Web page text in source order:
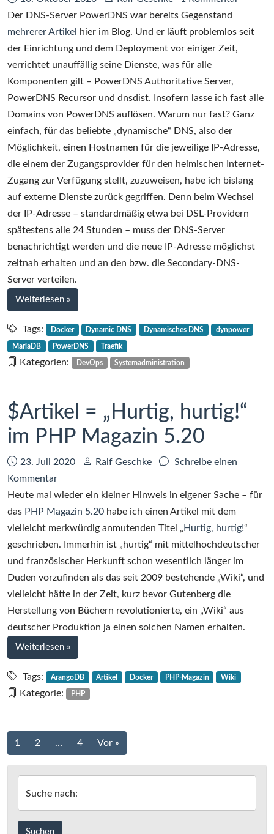
Der DNS-Server PowerDNS war bereits Gegenstand
mehrerer Artikel
hier im Blog. Und er läuft problemlos seit
der Einrichtung und dem Deployment vor einiger Zeit,
verrichtet unauffällig seine Dienste, was für alle
Komponenten gilt – PowerDNS Authoritative Server,
PowerDNS Recursor und dnsdist. Insofern lasse ich fast alle
Domains von PowerDNS auflösen. Warum nur fast? Ganz
einfach, für das beliebte „dynamische“ DNS, also der
Möglichkeit, einen Hostnamen für die jeweilige IP-Adresse,
die einem der Zugangsprovider für den heimischen Internet-
Zugang zur Verfügung stellt, zuzuweisen, habe ich bislang
auf externe Dienste zurück gegriffen. Denn beim Wechsel
der IP-Adresse – standardmäßig etwa bei DSL-Providern
spätestens alle 24 Stunden – muss der DNS-Server
benachrichtigt werden und die neue IP-Adresse möglichst
zeitnah erhalten und an den bzw. die Secondary-DNS-
Server verteilen.
Weiterlesen bei
Dynamic
DNS
mit
PowerDNS
Der
dynpower-
Server
»
Tags: Docker Dynamic DNS Dynamisches DNS dynpower
MariaDB PowerDNS Traefik
Kategorien: DevOps Systemadministration
$Artikel = „Hurtig, hurtig!“
im PHP Magazin 5.20
Datum:
23. Juli 2020 Autor:
Ralf Geschke
Schreibe einen
Kommentarzu
$Artikel
=
„Hurtig,
hurtig!“
im
PHP
Magazin
5.20
Heute mal wieder ein kleiner Hinweis in eigener Sache – für
das PHP Magazin 5.20 habe ich einen Artikel mit dem
vielleicht merkwürdig anmutenden Titel „ Hurtig, hurtig!“
geschrieben. Immerhin ist „hurtig“ mit mittelhochdeutscher
und französischer Herkunft schon wesentlich länger im
Duden vorzufinden als das seit 2009 bestehende „Wiki“, und
vielleicht hätte in der Zeit, kurz bevor Gutenberg die
Herstellung von Büchern revolutionierte, ein „Wiki“ aus
deutscher Produktion ja einen solchen Namen erhalten.
Weiterlesen bei
$Artikel
=
„Hurtig,
5.20
»
Tags: ArangoDB Artikel Docker PHP-Magazin Wiki
Kategorie: PHP
Beitrags-
Navigation
1 2 … 4 Vor »
Suche nach: